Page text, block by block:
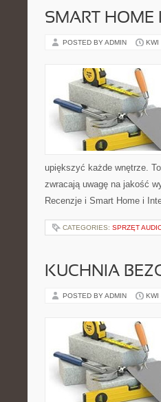
SMART HOME
POSTED BY ADMIN KWI
upiększyć każde wnętrze.
zwracają uwagę na jakość
Recenzje i Smart Home i
CATEGORIES: SPRZĘT
KUCHNIA
POSTED BY ADMIN KWI